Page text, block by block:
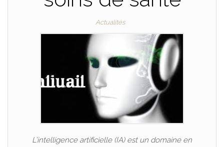
Actualités
L’intelligence artificielle (IA) est un domaine en